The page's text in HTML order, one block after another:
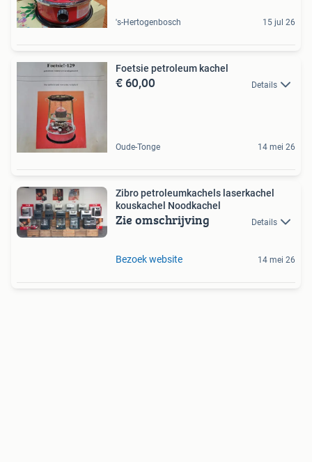
's-Hertogenbosch 15 jul 26
Foetsie petroleum kachel
€ 60,00 Details
Oude-Tonge 14 mei 26
Zibro petroleumkachels laserkachel
kouskachel Noodkachel
Zie omschrijving Details
Bezoek website 14 mei 26